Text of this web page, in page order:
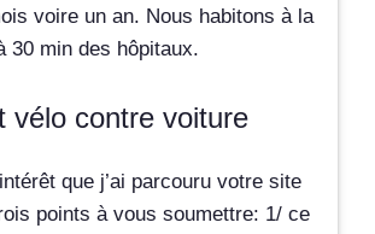
voire un an. Nous habitons à la
30 min des hôpitaux.
vélo contre voiture
que j’ai parcouru votre site
points à vous soumettre: 1/ ce